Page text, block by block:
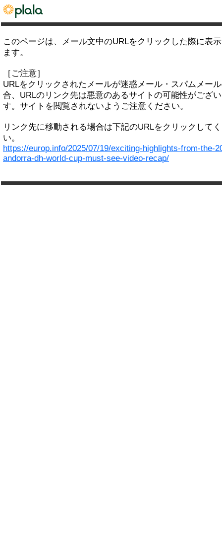
このページは、メール文中のURLをクリックした際に表
ます。
［ご注意］
URLをクリックされたメールが迷惑メール・スパムメー
合、URLのリンク先は悪意のあるサイトの可能性がござ
す。サイトを閲覧されないようご注意ください。
リンク先に移動される場合は下記のURLをクリックして
い。
https://europ.info/2025/07/19/exciting-highlights-from-the-
andorra-dh-world-cup-must-see-video-recap/